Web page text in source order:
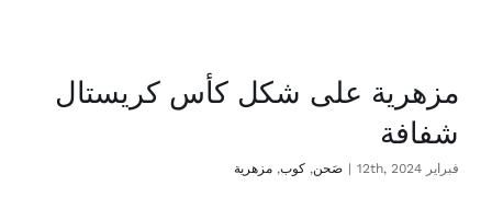
مزهرية على شكل كأس كريستال
شفافة
فبراير 12th, 2024 | صَحن, كوب, مزهرية